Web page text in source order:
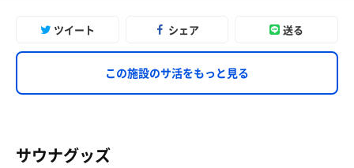
ツイート シェア 送る
この施設のサ活をもっと見る
サウナグッズ